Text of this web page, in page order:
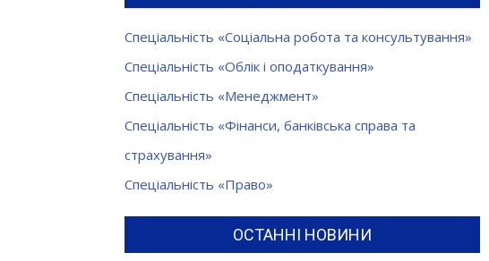
Спеціальність «Соціальна робота та консультування»
Спеціальність «Облік і оподаткування»
Спеціальність «Менеджмент»
Спеціальність «Фінанси, банківська справа та
страхування»
Спеціальність «Право»
ОСТАННІ НОВИНИ